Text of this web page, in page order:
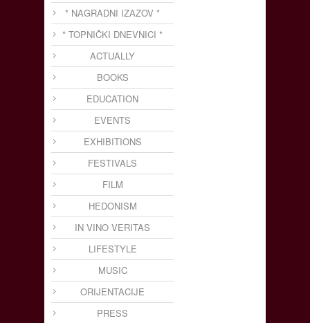
* NAGRADNI IZAZOV *
* TOPNIČKI DNEVNICI *
ACTUALLY
BOOKS
EDUCATION
EVENTS
EXHIBITIONS
FESTIVALS
FILM
HEDONISM
IN VINO VERITAS
LIFESTYLE
MUSIC
ORIJENTACIJE
PRESS